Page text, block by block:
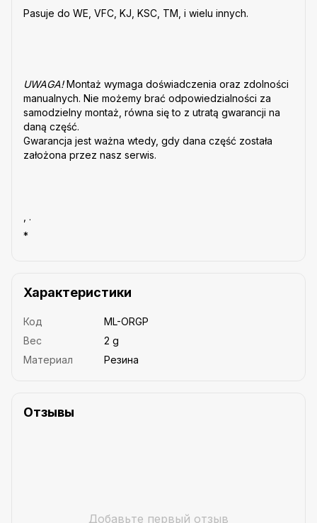
Pasuje do WE, VFC, KJ, KSC, TM, i wielu innych.
UWAGA!Montaż wymaga doświadczenia oraz zdolności
manualnych. Nie możemy brać odpowiedzialności za
samodzielny montaż, równa się to z utratą gwarancji na
daną część.
Gwarancja jest ważna wtedy, gdy dana część została
założona przez nasz serwis.
, .
*
Характеристики
Код
ML-ORGP
Вес
2 g
Материал
Резина
Отзывы
Добавьте первый отзыв